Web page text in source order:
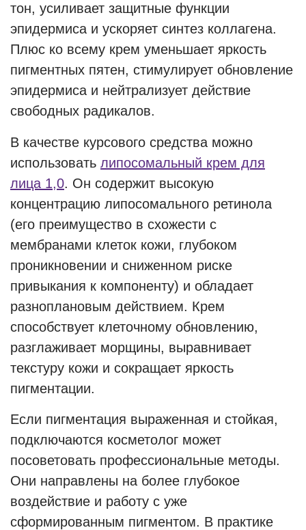
тон, усиливает защитные функции
эпидермиса и ускоряет синтез коллагена.
Плюс ко всему крем уменьшает яркость
пигментных пятен, стимулирует обновление
эпидермиса и нейтрализует действие
свободных радикалов.
В качестве курсового средства можно
использовать липосомальный крем для
лица 1,0. Он содержит высокую
концентрацию липосомального ретинола
(его преимущество в схожести с
мембранами клеток кожи, глубоком
проникновении и сниженном риске
привыкания к компоненту) и обладает
разноплановым действием. Крем
способствует клеточному обновлению,
разглаживает морщины, выравнивает
текстуру кожи и сокращает яркость
пигментации.
Если пигментация выраженная и стойкая,
подключаются косметолог может
посоветовать профессиональные методы.
Они направлены на более глубокое
воздействие и работу с уже
сформированным пигментом. В практике